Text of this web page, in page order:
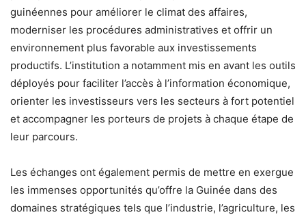
guinéennes pour améliorer le climat des affaires,
moderniser les procédures administratives et offrir un
environnement plus favorable aux investissements
productifs. L’institution a notamment mis en avant les outils
déployés pour faciliter l’accès à l’information économique,
orienter les investisseurs vers les secteurs à fort potentiel
et accompagner les porteurs de projets à chaque étape de
leur parcours.
Les échanges ont également permis de mettre en exergue
les immenses opportunités qu’offre la Guinée dans des
domaines stratégiques tels que l’industrie, l’agriculture, les